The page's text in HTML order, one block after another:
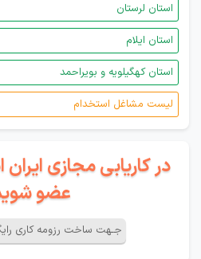
استان لرستان
استان ایلام
استان کهگیلویه و بویراحمد
لیست مشاغل استخدام
در کاریابی مجازی
عضو
جـهت ساخت رزومه کاری